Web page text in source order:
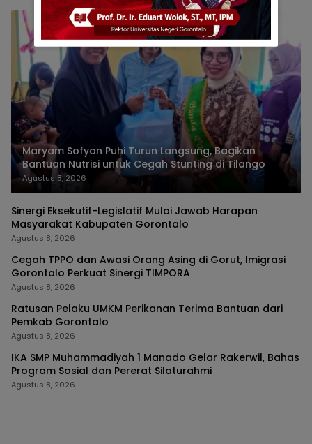
Maryam Sofyan Puhi Turun Langsung, Bagikan
Bantuan Nutrisi untuk Cegah Stunting di Tilango
Agustus 8, 2026
Sinergi Eksekutif-Legislatif Mulai Jawab Harapan
Masyarakat Kabupaten Gorontalo
Agustus 8, 2026
Cegah TPPO dan Awasi Orang Asing di Gorut, Imigrasi
Gorontalo Perkuat Sinergi TIMPORA
Agustus 8, 2026
Ratusan Pelaku UMKM Perikanan Terima Bantuan dari
Pemkab Gorontalo
Agustus 8, 2026
IKA SMP Muhammadiyah 1 Manado Gelar Rakerwil, Bahas
Program Sosial dan Pererat Silaturahmi
Agustus 8, 2026